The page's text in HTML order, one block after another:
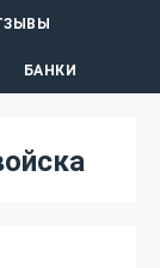
БАНКИ